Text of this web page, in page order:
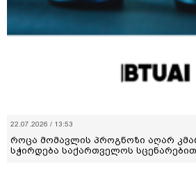
22.07.2026 / 13:53
როცა მომავლის პროგნოზი აღარ
სჭირდება საქართველოს